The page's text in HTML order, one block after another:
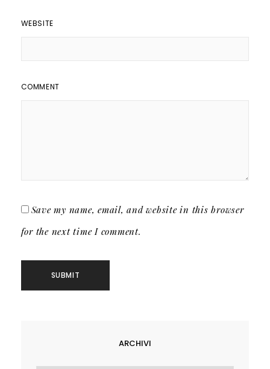
WEBSITE
COMMENT
Save my name, email, and website in this browser
for the next time I comment.
ARCHIVI